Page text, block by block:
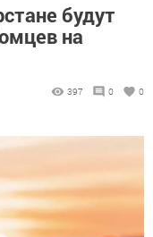
будут
на
397 0 0